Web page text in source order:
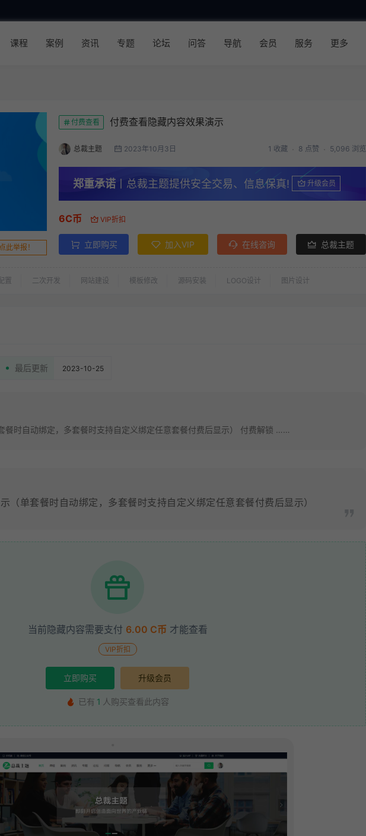
课程 案例 资讯 专题 论坛 问答 导航 会员 服务 更多
此举报！
付费查看 付费查看隐藏内容效果演示
总裁主题 2023年10月3日 1 收藏 8 点赞 5,096 浏览
郑重承诺 丨总裁主题提供安全交易、信息保真! 升级会员
6C币 VIP折扣
立即购买 加入VIP 在线咨询 总裁主题
置 二次开发 网站建设 模板修改 源码安装 LOGO设计 图片设计
最后更新 2023-10-25
餐时自动绑定，多套餐时支持自定义绑定任意套餐付费后显示） 付费解锁 ……
（单套餐时自动绑定，多套餐时支持自定义绑定任意套餐付费后显示）
当前隐藏内容需要支付 6.00 C币 才能查看
VIP折扣
立即购买 升级会员
已有 1 人购买查看此内容